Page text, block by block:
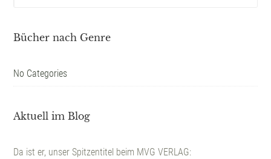
Bücher nach Genre
No Categories
Aktuell im Blog
Da ist er, unser Spitzentitel beim MVG VERLAG: